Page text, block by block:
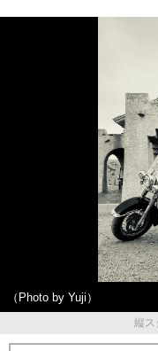
（Photo by Yuji）
縦ス